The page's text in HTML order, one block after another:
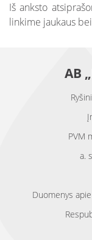
Iš anksto
linkime jaukaus
AB
PVM
a.
Duomenys